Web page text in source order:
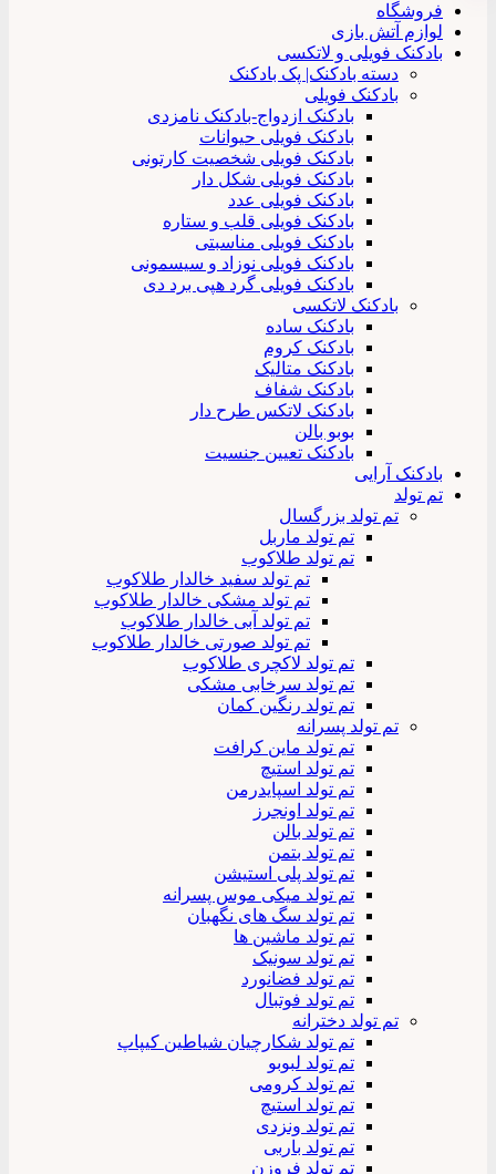
فروشگاه
لوازم آتش بازی
بادکنک فویلی و لاتکسی
دسته بادکنک| پک بادکنک
بادکنک فویلی
بادکنک ازدواج-بادکنک نامزدی
بادکنک فویلی حیوانات
بادکنک فویلی شخصیت کارتونی
بادکنک فویلی شکل دار
بادکنک فویلی عدد
بادکنک فویلی قلب و ستاره
بادکنک فویلی مناسبتی
بادکنک فویلی نوزاد و سیسمونی
بادکنک فویلی گرد هپی برد دی
بادکنک لاتکسی
بادکنک ساده
بادکنک کروم
بادکنک متالیک
بادکنک شفاف
بادکنک لاتکس طرح دار
بوبو بالن
بادکنک تعیین جنسیت
بادکنک آرایی
تم تولد
تم تولد بزرگسال
تم تولد ماربل
تم تولد طلاکوب
تم تولد سفید خالدار طلاکوب
تم تولد مشکی خالدار طلاکوب
تم تولد آبی خالدار طلاکوب
تم تولد صورتی خالدار طلاکوب
تم تولد لاکچری طلاکوب
تم تولد سرخابی مشکی
تم تولد رنگین کمان
تم تولد پسرانه
تم تولد ماین کرافت
تم تولد استیچ
تم تولد اسپایدرمن
تم تولد اونجرز
تم تولد بالن
تم تولد بتمن
تم تولد پلی استیشن
تم تولد میکی موس پسرانه
تم تولد سگ های نگهبان
تم تولد ماشین ها
تم تولد سونیک
تم تولد فضانورد
تم تولد فوتبال
تم تولد دخترانه
تم تولد شکارچیان شیاطین کیپاپ
تم تولد لبوبو
تم تولد کرومی
تم تولد استیچ
تم تولد ونزدی
تم تولد باربی
تم تولد فروزن